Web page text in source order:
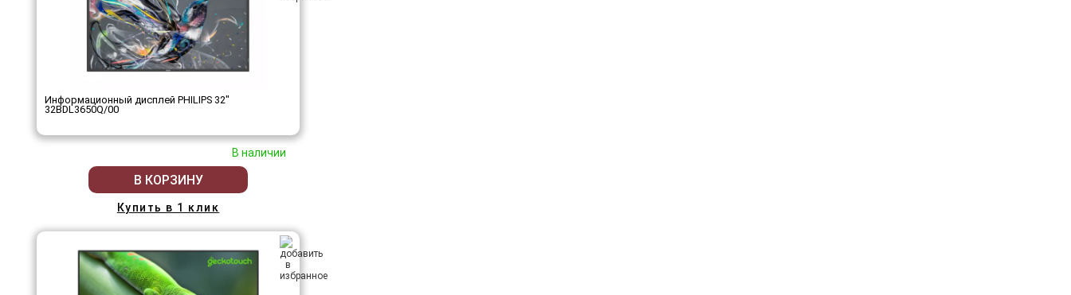
Информационный дисплей PHILIPS 32"
32BDL3650Q/00
В наличии
В КОРЗИНУ
Купить в 1 клик